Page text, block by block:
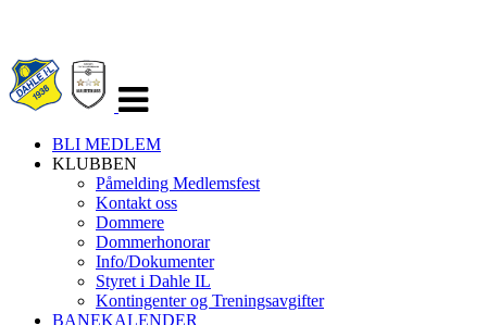
navigasjon
BLI MEDLEM
KLUBBEN
Påmelding Medlemsfest
Kontakt oss
Dommere
Dommerhonorar
Info/Dokumenter
Styret i Dahle IL
Kontingenter og Treningsavgifter
BANEKALENDER